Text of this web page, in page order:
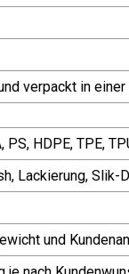
verpackt in
PS, HDPE, TPE,
Lackierung, Slik-
und